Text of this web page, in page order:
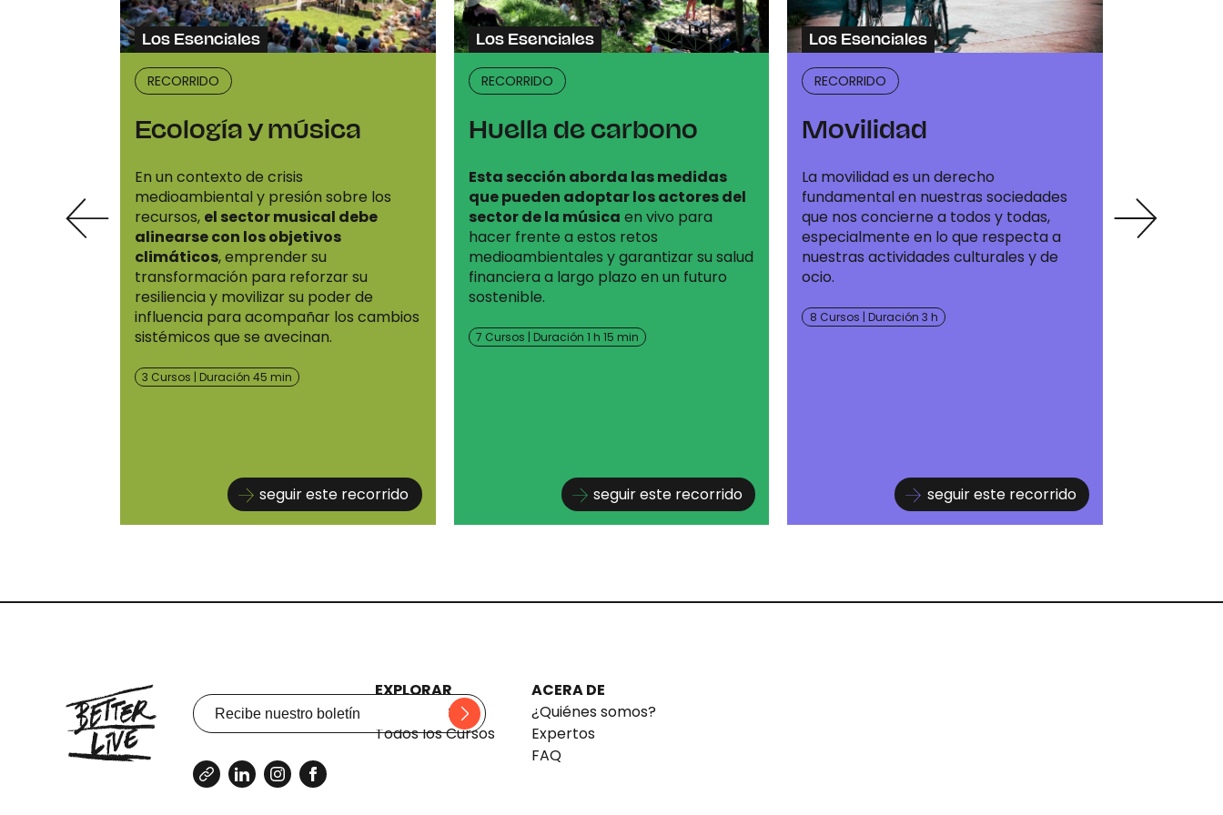
Los Esenciales
RECORRIDO
Ecología y música
En un contexto de crisis
medioambiental y presión sobre los
recursos, el sector musical debe
alinearse con los objetivos
climáticos, emprender su
transformación para reforzar su
resiliencia y movilizar su poder de
influencia para acompañar los cambios
sistémicos que se avecinan.
3 Cursos | Duración 45 min
seguir este recorrido
Los Esenciales
RECORRIDO
Huella de carbono
Esta sección aborda las medidas
que pueden adoptar los actores del
sector de la música en vivo para
hacer frente a estos retos
medioambientales y garantizar su salud
financiera a largo plazo en un futuro
sostenible.
7 Cursos | Duración 1 h 15 min
seguir este recorrido
Los Esenciales
RECORRIDO
Movilidad
La movilidad es un derecho
fundamental en nuestras sociedades
que nos concierne a todos y todas,
especialmente en lo que respecta a
nuestras actividades culturales y de
ocio.
8 Cursos | Duración 3 h
seguir este recorrido
cambio
está
EXPLORAR
Recorridos
Todos los Cursos
ACERA DE
¿Quiénes somos?
Expertos
FAQ